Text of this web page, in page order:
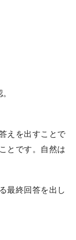
えを出すことで
とです。自然は
最終回答を出し